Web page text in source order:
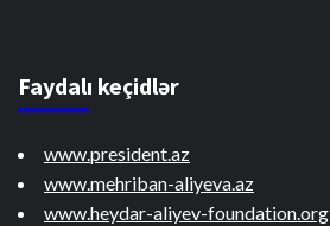
Faydalı keçidlər
www.president.az
www.mehriban-aliyeva.az
www.heydar-aliyev-foundation.org